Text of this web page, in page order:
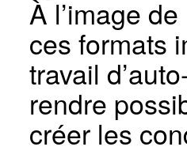
À l’image de
ces formats
travail
rendre
créer les